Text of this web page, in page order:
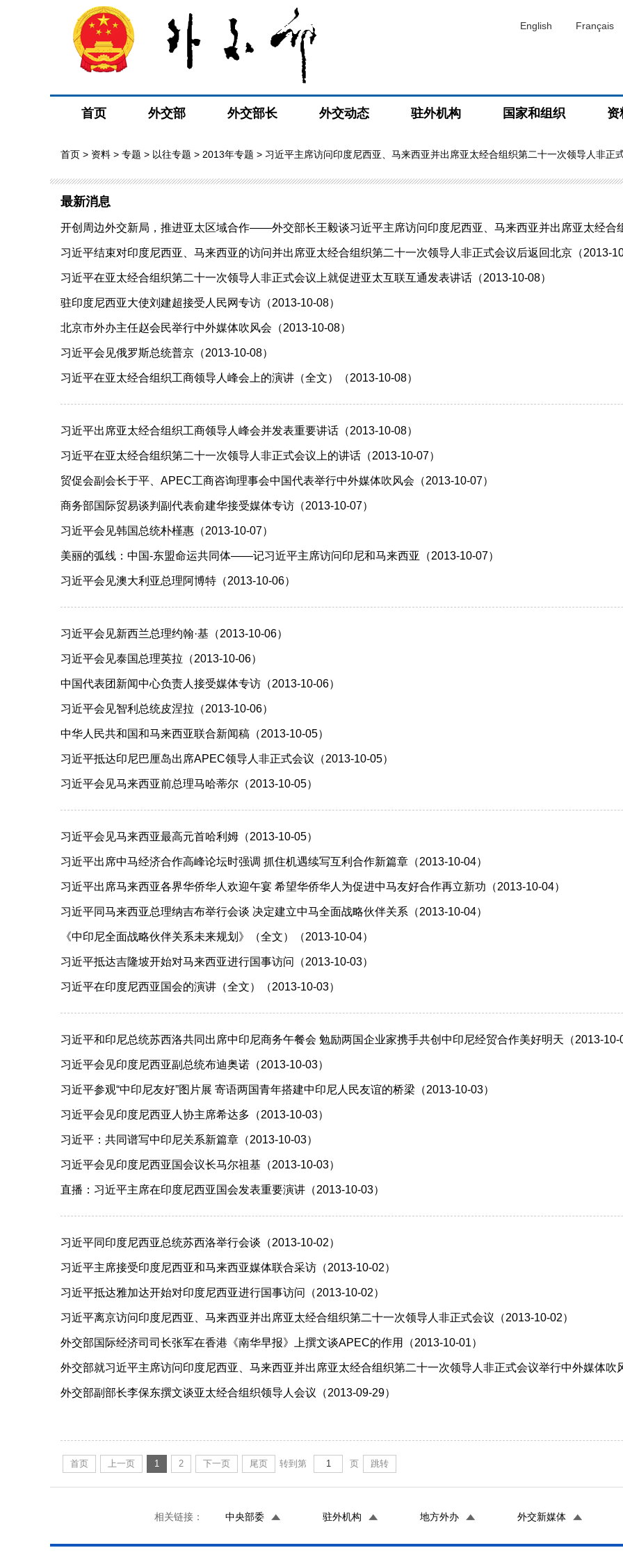
English Français
首页 外交部 外交部长 外交动态 驻外机构 国家和组织 资
首页 > 资料 > 专题 > 以往专题 > 2013年专题 > 习近平主席访问印度尼西亚、马来西亚并出席亚太经合组织第二十一次领导人非正
最新消息
开创周边外交新局，推进亚太区域合作——外交部长王毅谈习近平主席访问印度尼西亚、马来西亚并出席亚太经合
习近平结束对印度尼西亚、马来西亚的访问并出席亚太经合组织第二十一次领导人非正式会议后返回北京（2013-
习近平在亚太经合组织第二十一次领导人非正式会议上就促进亚太互联互通发表讲话（2013-10-08）
驻印度尼西亚大使刘建超接受人民网专访（2013-10-08）
北京市外办主任赵会民举行中外媒体吹风会（2013-10-08）
习近平会见俄罗斯总统普京（2013-10-08）
习近平在亚太经合组织工商领导人峰会上的演讲（全文）（2013-10-08）
习近平出席亚太经合组织工商领导人峰会并发表重要讲话（2013-10-08）
习近平在亚太经合组织第二十一次领导人非正式会议上的讲话（2013-10-07）
贸促会副会长于平、APEC工商咨询理事会中国代表举行中外媒体吹风会（2013-10-07）
商务部国际贸易谈判副代表俞建华接受媒体专访（2013-10-07）
习近平会见韩国总统朴槿惠（2013-10-07）
美丽的弧线：中国-东盟命运共同体——记习近平主席访问印尼和马来西亚（2013-10-07）
习近平会见澳大利亚总理阿博特（2013-10-06）
习近平会见新西兰总理约翰·基（2013-10-06）
习近平会见泰国总理英拉（2013-10-06）
中国代表团新闻中心负责人接受媒体专访（2013-10-06）
习近平会见智利总统皮涅拉（2013-10-06）
中华人民共和国和马来西亚联合新闻稿（2013-10-05）
习近平抵达印尼巴厘岛出席APEC领导人非正式会议（2013-10-05）
习近平会见马来西亚前总理马哈蒂尔（2013-10-05）
习近平会见马来西亚最高元首哈利姆（2013-10-05）
习近平出席中马经济合作高峰论坛时强调 抓住机遇续写互利合作新篇章（2013-10-04）
习近平出席马来西亚各界华侨华人欢迎午宴 希望华侨华人为促进中马友好合作再立新功（2013-10-04）
习近平同马来西亚总理纳吉布举行会谈 决定建立中马全面战略伙伴关系（2013-10-04）
《中印尼全面战略伙伴关系未来规划》（全文）（2013-10-04）
习近平抵达吉隆坡开始对马来西亚进行国事访问（2013-10-03）
习近平在印度尼西亚国会的演讲（全文）（2013-10-03）
习近平和印尼总统苏西洛共同出席中印尼商务午餐会 勉励两国企业家携手共创中印尼经贸合作美好明天（2013-10-
习近平会见印度尼西亚副总统布迪奥诺（2013-10-03）
习近平参观“中印尼友好”图片展 寄语两国青年搭建中印尼人民友谊的桥梁（2013-10-03）
习近平会见印度尼西亚人协主席希达多（2013-10-03）
习近平：共同谱写中印尼关系新篇章（2013-10-03）
习近平会见印度尼西亚国会议长马尔祖基（2013-10-03）
直播：习近平主席在印度尼西亚国会发表重要演讲（2013-10-03）
习近平同印度尼西亚总统苏西洛举行会谈（2013-10-02）
习近平主席接受印度尼西亚和马来西亚媒体联合采访（2013-10-02）
习近平抵达雅加达开始对印度尼西亚进行国事访问（2013-10-02）
习近平离京访问印度尼西亚、马来西亚并出席亚太经合组织第二十一次领导人非正式会议（2013-10-02）
外交部国际经济司司长张军在香港《南华早报》上撰文谈APEC的作用（2013-10-01）
外交部就习近平主席访问印度尼西亚、马来西亚并出席亚太经合组织第二十一次领导人非正式会议举行中外媒体吹
外交部副部长李保东撰文谈亚太经合组织领导人会议（2013-09-29）
首页 上一页 1 2 下一页 尾页 转到第 页 跳转
相关链接： 中央部委 驻外机构 地方外办 外交新媒体